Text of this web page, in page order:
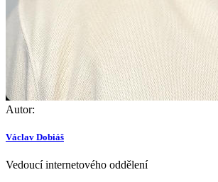
Autor:
Václav Dobiáš
Vedoucí internetového oddělení